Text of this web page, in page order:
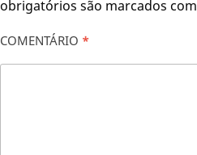
obrigatórios são marcados com
COMENTÁRIO *